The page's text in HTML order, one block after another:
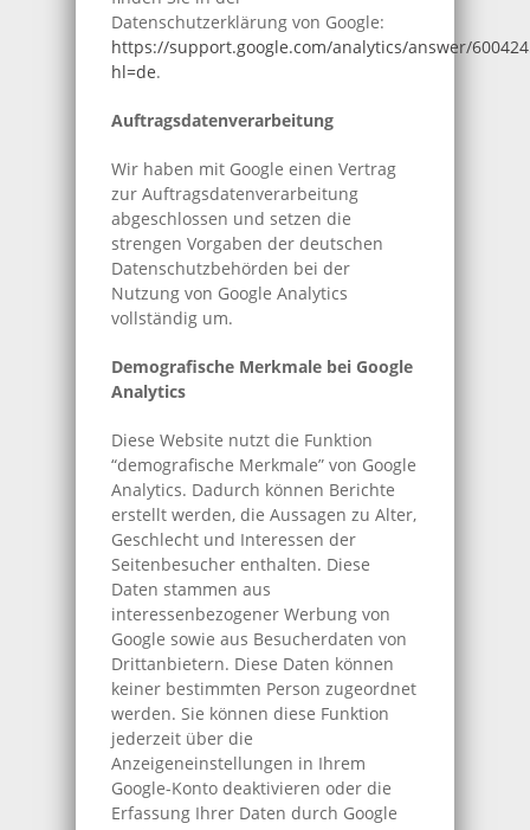
Datenschutzerklärung von Google:
https://support.google.com/analytics/answer/
hl=de.
Auftragsdatenverarbeitung
Wir haben mit Google einen Vertrag
zur Auftragsdatenverarbeitung
abgeschlossen und setzen die
strengen Vorgaben der deutschen
Datenschutzbehörden bei der
Nutzung von Google Analytics
vollständig um.
Demografische Merkmale bei Google
Analytics
Diese Website nutzt die Funktion
“demografische Merkmale” von Google
Analytics. Dadurch können Berichte
erstellt werden, die Aussagen zu Alter,
Geschlecht und Interessen der
Seitenbesucher enthalten. Diese
Daten stammen aus
interessenbezogener Werbung von
Google sowie aus Besucherdaten von
Drittanbietern. Diese Daten können
keiner bestimmten Person zugeordnet
werden. Sie können diese Funktion
jederzeit über die
Anzeigeneinstellungen in Ihrem
Google-Konto deaktivieren oder die
Erfassung Ihrer Daten durch Google